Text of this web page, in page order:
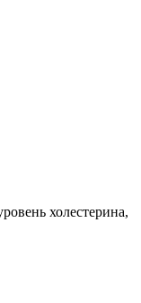
холестерина,